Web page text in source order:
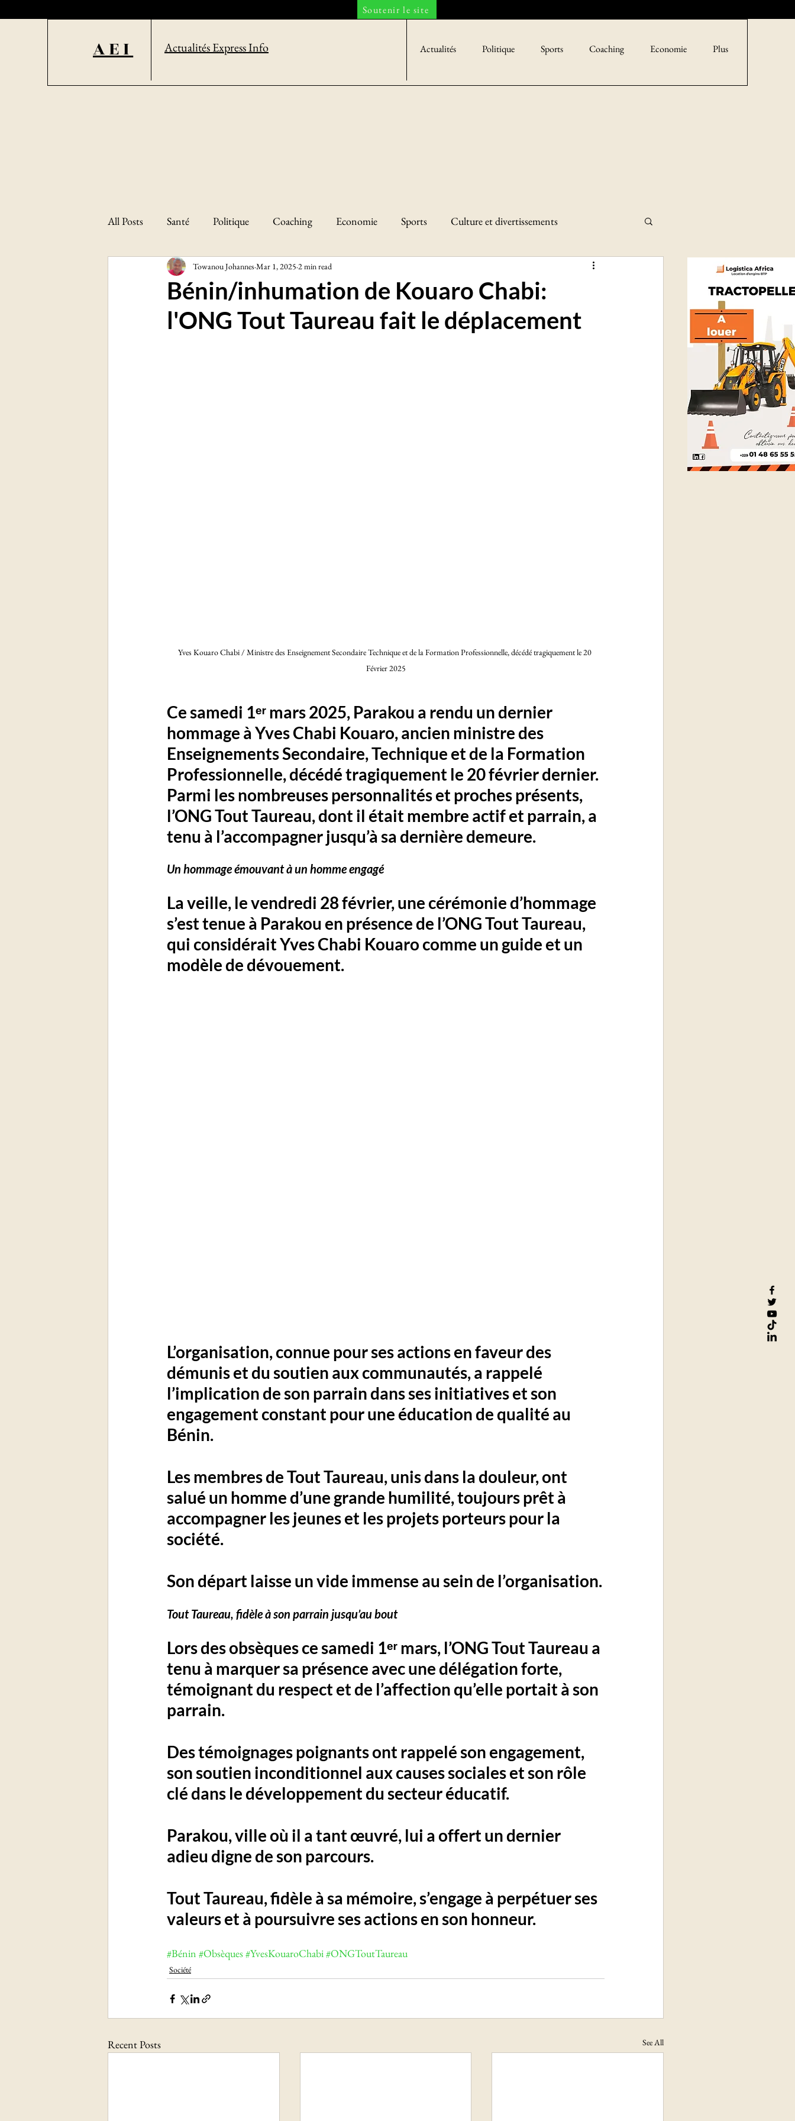
Soutenir le site
AEI Actualités Express Info Actualités Politique Sports Coaching Economie Plus
All Posts Santé Politique Coaching Economie Sports Culture et divertissements
Sciences et technologies Société
Bénin/inhumation de Kouaro Chabi:
l'ONG Tout Taureau fait le déplacement
Towanou Johannes Mar 1, 2025 2 min read
Yves Kouaro Chabi / Ministre des Enseignement Secondaire Technique et de la Formation Professionnelle, décédé tragiquement le 20
Février 2025
Ce samedi 1ᵉʳ mars 2025, Parakou a rendu un dernier
hommage à Yves Chabi Kouaro, ancien ministre des
Enseignements Secondaire, Technique et de la Formation
Professionnelle, décédé tragiquement le 20 février dernier.
Parmi les nombreuses personnalités et proches présents,
l’ONG Tout Taureau, dont il était membre actif et parrain, a
tenu à l’accompagner jusqu’à sa dernière demeure.
Un hommage émouvant à un homme engagé
La veille, le vendredi 28 février, une cérémonie d’hommage
s’est tenue à Parakou en présence de l’ONG Tout Taureau,
qui considérait Yves Chabi Kouaro comme un guide et un
modèle de dévouement.
L’organisation, connue pour ses actions en faveur des
démunis et du soutien aux communautés, a rappelé
l’implication de son parrain dans ses initiatives et son
engagement constant pour une éducation de qualité au
Bénin.
Les membres de Tout Taureau, unis dans la douleur, ont
salué un homme d’une grande humilité, toujours prêt à
accompagner les jeunes et les projets porteurs pour la
société.
Son départ laisse un vide immense au sein de l’organisation.
Tout Taureau, fidèle à son parrain jusqu’au bout
Lors des obsèques ce samedi 1ᵉʳ mars, l’ONG Tout Taureau a
tenu à marquer sa présence avec une délégation forte,
témoignant du respect et de l’affection qu’elle portait à son
parrain.
Des témoignages poignants ont rappelé son engagement,
son soutien inconditionnel aux causes sociales et son rôle
clé dans le développement du secteur éducatif.
Parakou, ville où il a tant œuvré, lui a offert un dernier
adieu digne de son parcours.
Tout Taureau, fidèle à sa mémoire, s’engage à perpétuer ses
valeurs et à poursuivre ses actions en son honneur.
#Bénin #Obsèques#YvesKouaroChabi#ONGToutTaureau
Société
Recent Posts See All